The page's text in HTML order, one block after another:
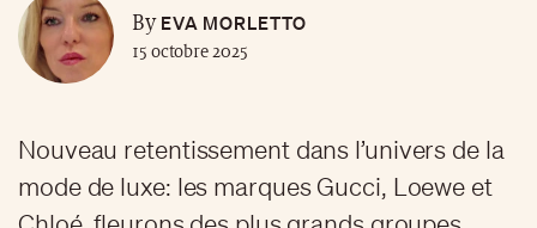
ByEVA MORLETTO
15 octobre 2025
Nouveau retentissement dans l’univers de la
mode de luxe: les marques Gucci, Loewe et